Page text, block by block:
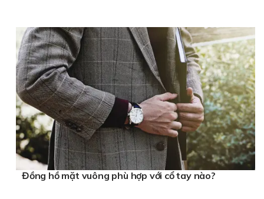
Đồng hồ mặt vuông phù hợp với cổ tay nào?